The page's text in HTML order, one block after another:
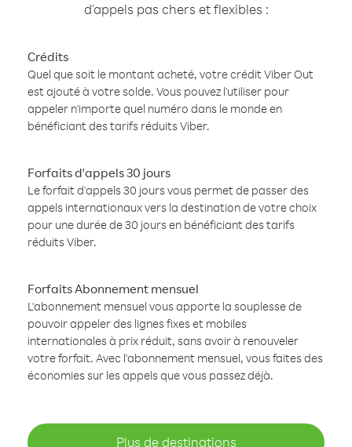
d'appels pas chers et flexibles :
Crédits
Quel que soit le montant acheté, votre crédit Viber Out
est ajouté à votre solde. Vous pouvez l'utiliser pour
appeler n'importe quel numéro dans le monde en
bénéficiant des tarifs réduits Viber.
Forfaits d'appels 30 jours
Le forfait d'appels 30 jours vous permet de passer des
appels internationaux vers la destination de votre choix
pour une durée de 30 jours en bénéficiant des tarifs
réduits Viber.
Forfaits Abonnement mensuel
L'abonnement mensuel vous apporte la souplesse de
pouvoir appeler des lignes fixes et mobiles
internationales à prix réduit, sans avoir à renouveler
votre forfait. Avec l'abonnement mensuel, vous faites des
économies sur les appels que vous passez déjà.
Plus de destinations